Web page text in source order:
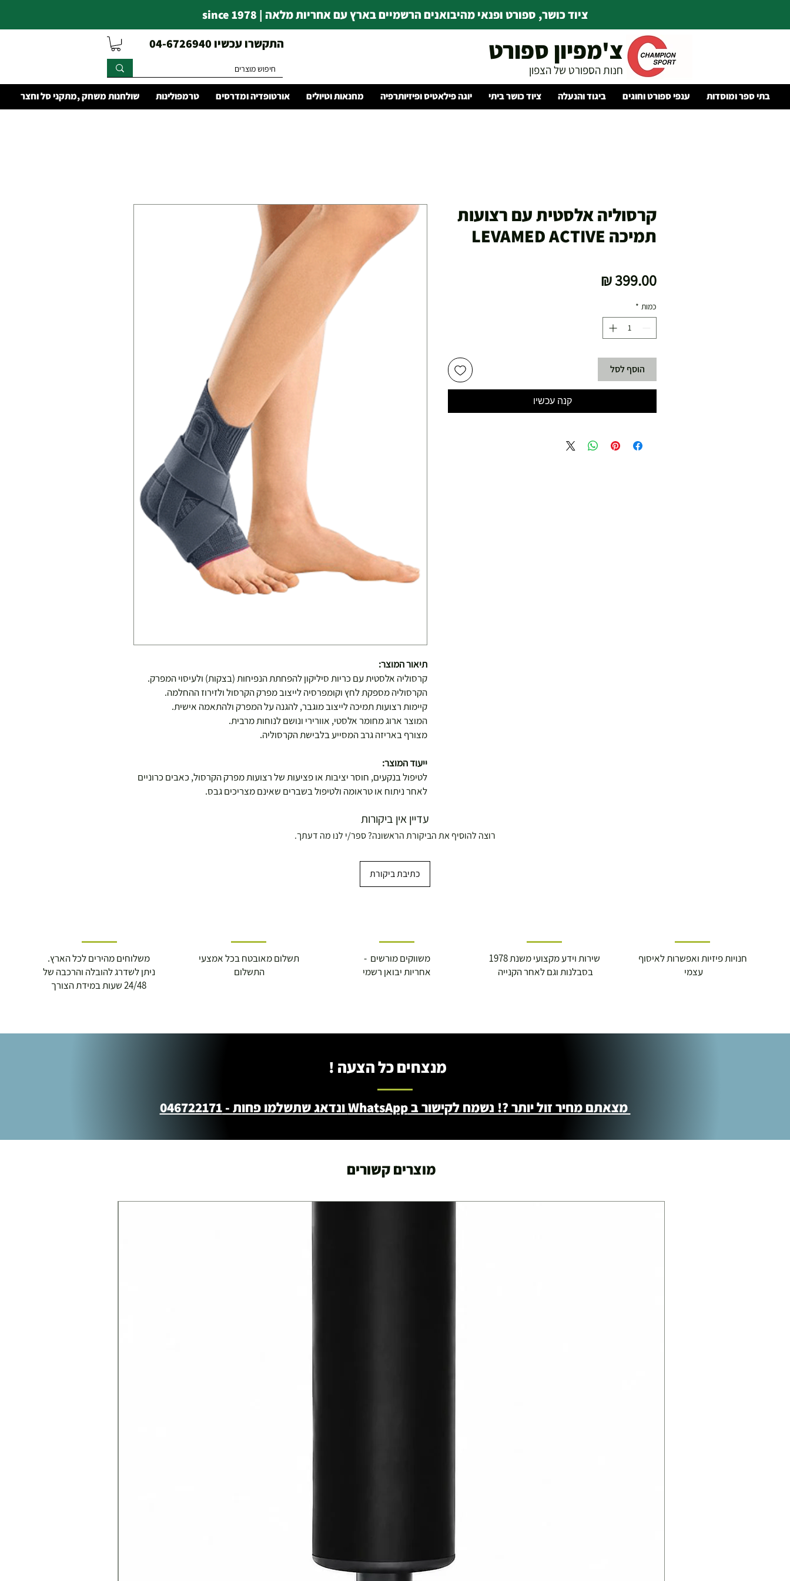
ציוד כושר, ספורט ופנאי מהיבואנים הרשמיים בארץ עם אחריות מלאה | since 1978
התקשרו עכשיו 04-6726940
צ'מפיון ספורט
חנות הספורט של הצפון
בתי ספר ומוסדות ענפי ספורט וחוגים ביגוד והנעלה ציוד כושר ביתי יוגה פילאטיס ופיזיותרפיה מחנאות וטיולים אורטופדיה ומדרסים טרמפולינות שולחנות משחק ,מתקני סל וחצר
תיאור המוצר:
קרסוליה אלסטית עם כריות סיליקון להפחתת הנפיחות (בצקות) ולעיסוי המפרק.
הקרסוליה מספקת לחץ וקומפרסיה לייצוב מפרק הקרסול ולזירוז ההחלמה.
קיימות רצועות תמיכה לייצוב מוגבר, להגנה על המפרק ולהתאמה אישית.
המוצר ארוג מחומר אלסטי, אוורירי ונושם לנוחות מרבית.
מצורף באריזה גרב המסייע בלבישת הקרסוליה.
ייעוד המוצר:
לטיפול בנקעים, חוסר יציבות או פציעות של רצועות מפרק הקרסול, כאבים כרוניים
לאחר ניתוח או טראומה ולטיפול בשברים שאינם מצריכים גבס.
קרסוליה אלסטית עם רצועות
תמיכה LEVAMED ACTIVE
כמות *
הוסף לסל
קנה עכשיו
עדיין אין ביקורות
רוצה להוסיף את הביקורת הראשונה? ספר/י לנו מה דעתך.
כתיבת ביקורת
משלוחים מהירים לכל הארץ.
ניתן לשדרג להובלה והרכבה של
24/48 שעות במידת הצורך
תשלום מאובטח בכל אמצעי
התשלום
משווקים מורשים -
אחריות יבואן רשמי
שירות וידע מקצועי משנת 1978
בסבלנות וגם לאחר הקנייה
חנויות פיזיות ואפשרות לאיסוף
עצמי
מנצחים כל הצעה !
מצאתם מחיר זול יותר ?! נשמח לקישור ב WhatsApp ונדאג שתשלמו פחות - 046722171
מוצרים קשורים